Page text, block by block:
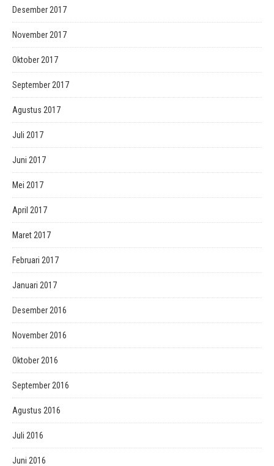
Desember 2017
November 2017
Oktober 2017
September 2017
Agustus 2017
Juli 2017
Juni 2017
Mei 2017
April 2017
Maret 2017
Februari 2017
Januari 2017
Desember 2016
November 2016
Oktober 2016
September 2016
Agustus 2016
Juli 2016
Juni 2016